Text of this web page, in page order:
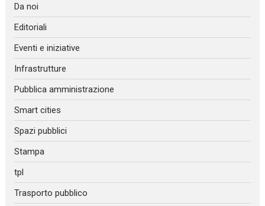
Da noi
Editoriali
Eventi e iniziative
Infrastrutture
Pubblica amministrazione
Smart cities
Spazi pubblici
Stampa
tpl
Trasporto pubblico